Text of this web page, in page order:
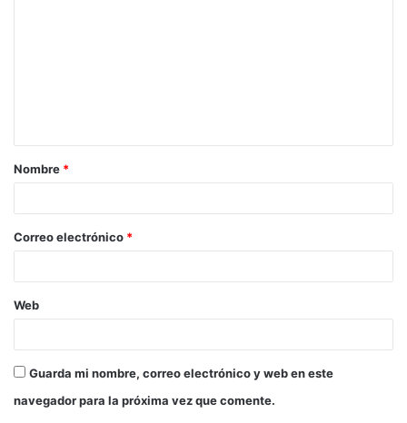
Nombre *
Correo electrónico *
Web
Guarda mi nombre, correo electrónico y web en este
navegador para la próxima vez que comente.